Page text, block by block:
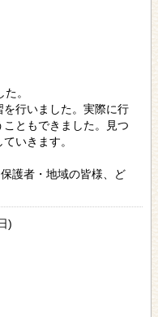
。
行いました。実際に行
ともできました。見つ
いきます。
護者・地域の皆様、ど
)